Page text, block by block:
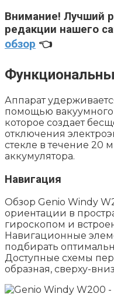
Внимание! Лучший
редакции нашего
обзор 👈
Аппарат
помощью вакуумного
которое создает
отключения
стекле в течение 20
аккумулятора.
Навигация
Обзор Genio Windy
ориентации в
гироскопом и
Навигационные
подбирать
Доступные схемы
образная, сверху-